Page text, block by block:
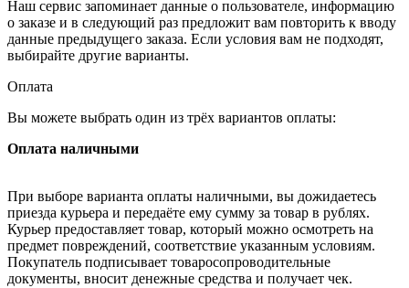
Наш сервис запоминает данные о пользователе, информацию
о заказе и в следующий раз предложит вам повторить к вводу
данные предыдущего заказа. Если условия вам не подходят,
выбирайте другие варианты.
Оплата
Вы можете выбрать один из трёх вариантов оплаты:
Оплата наличными
При выборе варианта оплаты наличными, вы дожидаетесь
приезда курьера и передаёте ему сумму за товар в рублях.
Курьер предоставляет товар, который можно осмотреть на
предмет повреждений, соответствие указанным условиям.
Покупатель подписывает товаросопроводительные
документы, вносит денежные средства и получает чек.